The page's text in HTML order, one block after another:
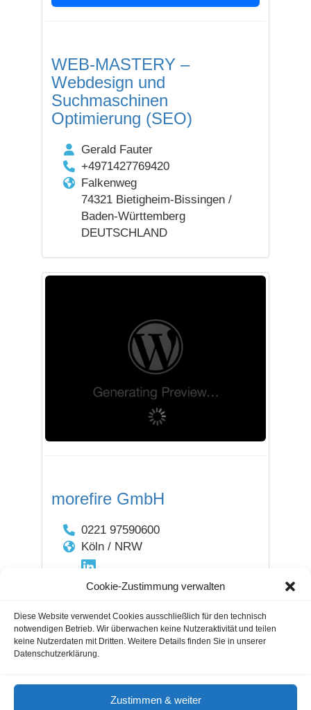
Cookie-Zustimmung verwalten
Diese Website verwendet Cookies ausschließlich für den technisch
notwendigen Betrieb. Wir überwachen keine Nutzeraktivität und teilen
keine Nutzerdaten mit Dritten. Weitere Details finden Sie in unserer
Datenschutzerklärung.
Zustimmen & weiter
WEB-MASTERY –
Webdesign und
Suchmaschinen
Optimierung (SEO)
Gerald Fauter
+4971427769420
Falkenweg
74321 Bietigheim-Bissingen /
Baden-Württemberg
DEUTSCHLAND
morefire GmbH
0221 97590600
Köln / NRW
1 2 3 Next
Gastautoren / Gastartikel
Impressum & Datenschutz